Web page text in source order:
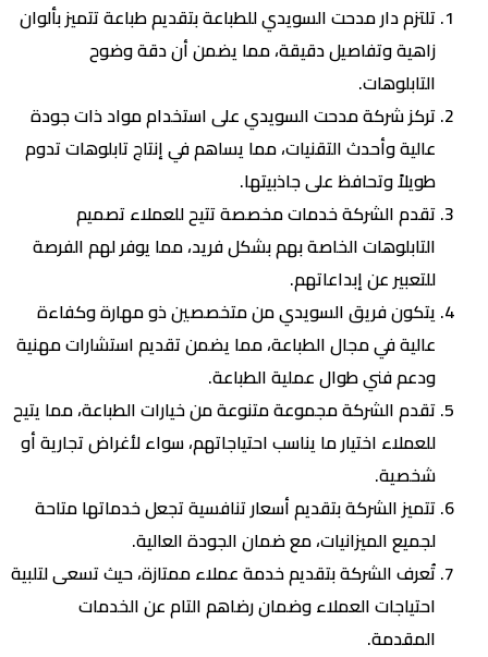
تلتزم دار مدحت السويدي للطباعة بتقديم طباعة تتميز بألوان
زاهية وتفاصيل دقيقة، مما يضمن أن دقة وضوح
التابلوهات.
تركز شركة مدحت السويدي على استخدام مواد ذات جودة
عالية وأحدث التقنيات، مما يساهم في إنتاج تابلوهات تدوم
طويلاً وتحافظ على جاذبيتها.
تقدم الشركة خدمات مخصصة تتيح للعملاء تصميم
التابلوهات الخاصة بهم بشكل فريد، مما يوفر لهم الفرصة
للتعبير عن إبداعاتهم.
يتكون فريق السويدي من متخصصين ذو مهارة وكفاءة
عالية في مجال الطباعة، مما يضمن تقديم استشارات مهنية
ودعم فني طوال عملية الطباعة.
تقدم الشركة مجموعة متنوعة من خيارات الطباعة، مما يتيح
للعملاء اختيار ما يناسب احتياجاتهم، سواء لأغراض تجارية أو
شخصية.
تتميز الشركة بتقديم أسعار تنافسية تجعل خدماتها متاحة
لجميع الميزانيات، مع ضمان الجودة العالية.
تُعرف الشركة بتقديم خدمة عملاء ممتازة، حيث تسعى لتلبية
احتياجات العملاء وضمان رضاهم التام عن الخدمات
المقدمة.